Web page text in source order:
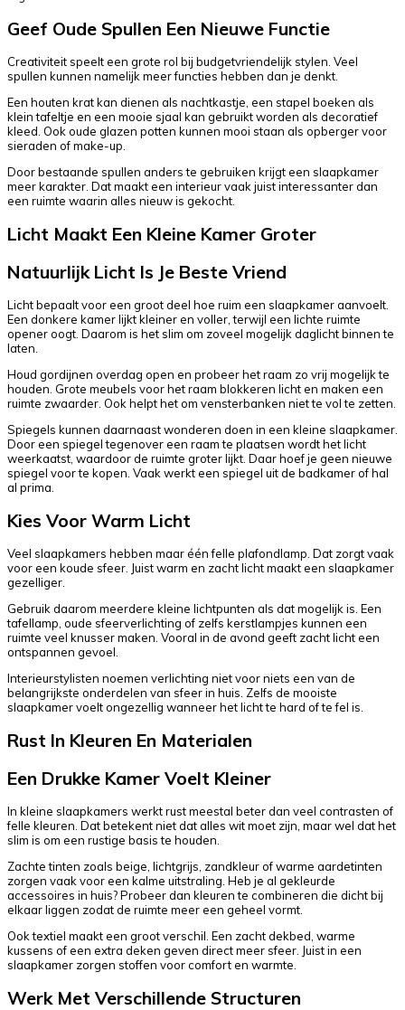
Geef Oude Spullen Een Nieuwe Functie
Creativiteit speelt een grote rol bij budgetvriendelijk stylen. Veel
spullen kunnen namelijk meer functies hebben dan je denkt.
Een houten krat kan dienen als nachtkastje, een stapel boeken als
klein tafeltje en een mooie sjaal kan gebruikt worden als decoratief
kleed. Ook oude glazen potten kunnen mooi staan als opberger voor
sieraden of make-up.
Door bestaande spullen anders te gebruiken krijgt een slaapkamer
meer karakter. Dat maakt een interieur vaak juist interessanter dan
een ruimte waarin alles nieuw is gekocht.
Licht Maakt Een Kleine Kamer Groter
Natuurlijk Licht Is Je Beste Vriend
Licht bepaalt voor een groot deel hoe ruim een slaapkamer aanvoelt.
Een donkere kamer lijkt kleiner en voller, terwijl een lichte ruimte
opener oogt. Daarom is het slim om zoveel mogelijk daglicht binnen te
laten.
Houd gordijnen overdag open en probeer het raam zo vrij mogelijk te
houden. Grote meubels voor het raam blokkeren licht en maken een
ruimte zwaarder. Ook helpt het om vensterbanken niet te vol te zetten.
Spiegels kunnen daarnaast wonderen doen in een kleine slaapkamer.
Door een spiegel tegenover een raam te plaatsen wordt het licht
weerkaatst, waardoor de ruimte groter lijkt. Daar hoef je geen nieuwe
spiegel voor te kopen. Vaak werkt een spiegel uit de badkamer of hal
al prima.
Kies Voor Warm Licht
Veel slaapkamers hebben maar één felle plafondlamp. Dat zorgt vaak
voor een koude sfeer. Juist warm en zacht licht maakt een slaapkamer
gezelliger.
Gebruik daarom meerdere kleine lichtpunten als dat mogelijk is. Een
tafellamp, oude sfeerverlichting of zelfs kerstlampjes kunnen een
ruimte veel knusser maken. Vooral in de avond geeft zacht licht een
ontspannen gevoel.
Interieurstylisten noemen verlichting niet voor niets een van de
belangrijkste onderdelen van sfeer in huis. Zelfs de mooiste
slaapkamer voelt ongezellig wanneer het licht te hard of te fel is.
Rust In Kleuren En Materialen
Een Drukke Kamer Voelt Kleiner
In kleine slaapkamers werkt rust meestal beter dan veel contrasten of
felle kleuren. Dat betekent niet dat alles wit moet zijn, maar wel dat het
slim is om een rustige basis te houden.
Zachte tinten zoals beige, lichtgrijs, zandkleur of warme aardetinten
zorgen vaak voor een kalme uitstraling. Heb je al gekleurde
accessoires in huis? Probeer dan kleuren te combineren die dicht bij
elkaar liggen zodat de ruimte meer een geheel vormt.
Ook textiel maakt een groot verschil. Een zacht dekbed, warme
kussens of een extra deken geven direct meer sfeer. Juist in een
slaapkamer zorgen stoffen voor comfort en warmte.
Werk Met Verschillende Structuren